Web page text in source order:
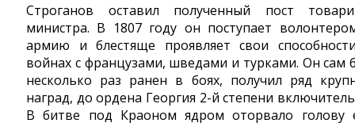
Строганов оставил полученный пост
министра. В 1807 году он поступает
армию и блестяще проявляет свои
войнах с французами, шведами и турками. Он сам
несколько раз ранен в боях, получил ряд
наград, до ордена Георгия 2-й степени
В битве под Краоном ядром оторвало голову